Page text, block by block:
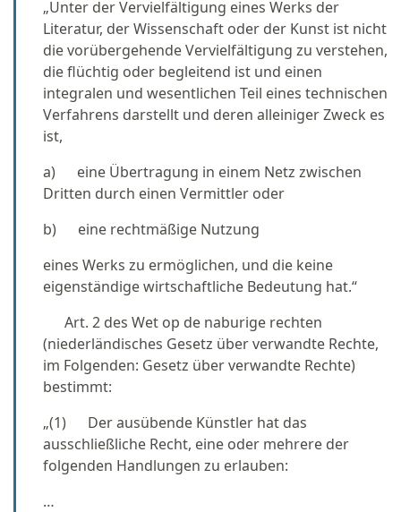
„Unter der Vervielfältigung eines Werks der
Literatur, der Wissenschaft oder der Kunst ist nicht
die vorübergehende Vervielfältigung zu verstehen,
die flüchtig oder begleitend ist und einen
integralen und wesentlichen Teil eines technischen
Verfahrens darstellt und deren alleiniger Zweck es
ist,
a) eine Übertragung in einem Netz zwischen
Dritten durch einen Vermittler oder
b) eine rechtmäßige Nutzung
eines Werks zu ermöglichen, und die keine
eigenständige wirtschaftliche Bedeutung hat.“
Art. 2 des Wet op de naburige rechten
(niederländisches Gesetz über verwandte Rechte,
im Folgenden: Gesetz über verwandte Rechte)
bestimmt:
„(1) Der ausübende Künstler hat das
ausschließliche Recht, eine oder mehrere der
folgenden Handlungen zu erlauben:
…